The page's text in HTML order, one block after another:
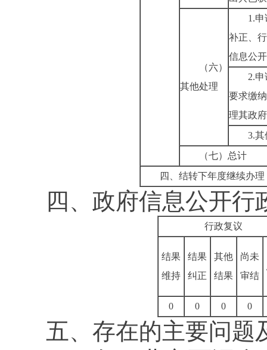
（六）
其他处理
1.
补正、
信息公
2.
要求缴
理其政
3.其
（七）总计
四、结转下年度继续办理
四、政府信息公开行
行政复议
结果
维持
结果
纠正
其他
结果
尚未
审结
0 0 0 0
五、存在的主要问题